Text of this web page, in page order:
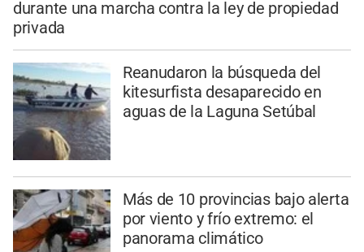
durante una marcha contra la ley de propiedad
privada
Reanudaron la búsqueda del
kitesurfista desaparecido en
aguas de la Laguna Setúbal
Más de 10 provincias bajo alerta
por viento y frío extremo: el
panorama climático